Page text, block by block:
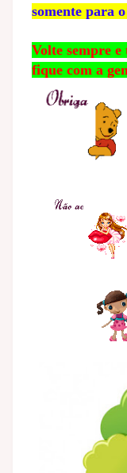
somente para
Volte sempre e
fique com a